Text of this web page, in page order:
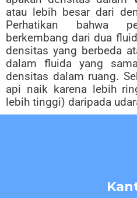
atau lebih besar dari
Perhatikan bahwa
berkembang dari dua
densitas yang berbeda
dalam fluida yang
densitas dalam ruang.
api naik karena lebih
lebih tinggi) daripada